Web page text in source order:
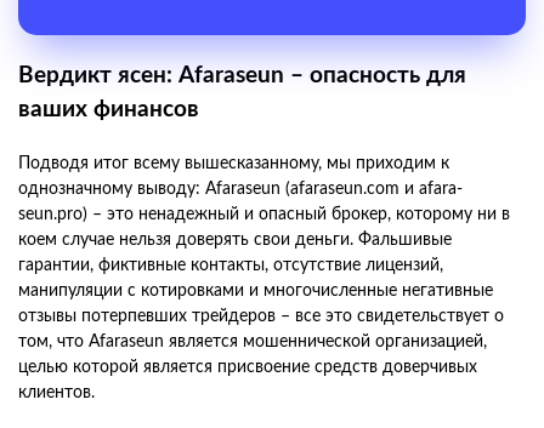
Вердикт ясен: Afaraseun – опасность для
ваших финансов
Подводя итог всему вышесказанному, мы приходим к
однозначному выводу: Afaraseun (afaraseun.com и afara-
seun.pro) – это ненадежный и опасный брокер, которому ни в
коем случае нельзя доверять свои деньги. Фальшивые
гарантии, фиктивные контакты, отсутствие лицензий,
манипуляции с котировками и многочисленные негативные
отзывы потерпевших трейдеров – все это свидетельствует о
том, что Afaraseun является мошеннической организацией,
целью которой является присвоение средств доверчивых
клиентов.